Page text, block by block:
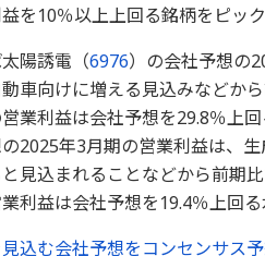
を10％以上上回る銘柄をピッ
陽誘電（6976）の会社予想の
車向けに増える見込みなどか
業利益は会社予想を29.8％上
2025年3月期の営業利益は、
見込まれることなどから前期
利益は会社予想を19.4％上回る
込む会社予想をコンセンサス